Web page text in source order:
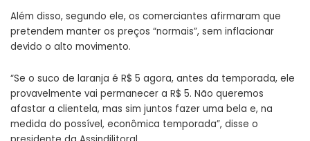
Além disso, segundo ele, os comerciantes afirmaram que
pretendem manter os preços “normais”, sem inflacionar
devido o alto movimento.
“Se o suco de laranja é R$ 5 agora, antes da temporada, ele
provavelmente vai permanecer a R$ 5. Não queremos
afastar a clientela, mas sim juntos fazer uma bela e, na
medida do possível, econômica temporada”, disse o